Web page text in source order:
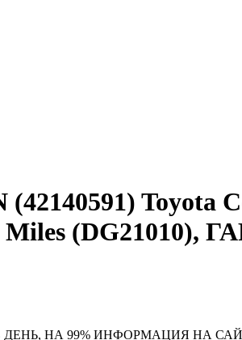
(42140591)
(DG21010),
НА 99% ИНФОРМАЦИЯ НА